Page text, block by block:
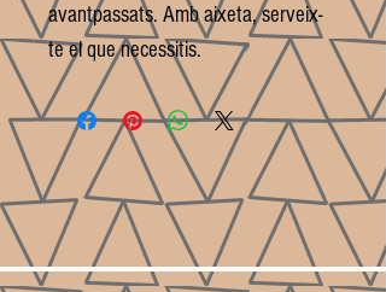
avantpassats. Amb aixeta, serveix-
te el que necessitis.